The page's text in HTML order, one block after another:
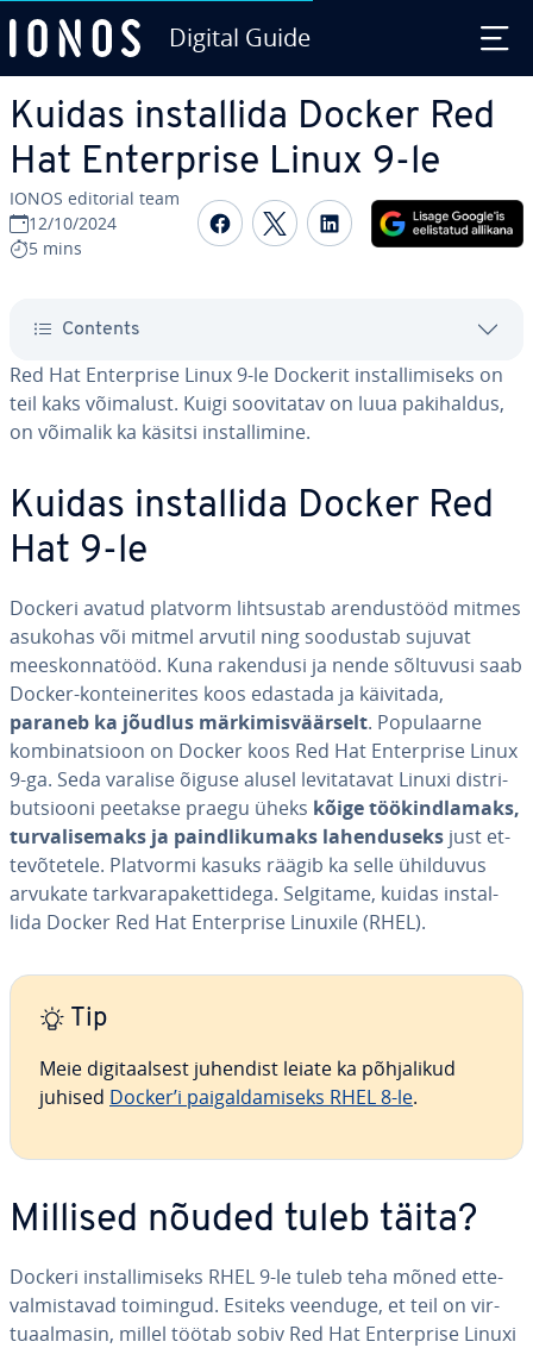
Digital Guide
Kuidas ins­tal­lida Docker Red
Hat En­terprise Linux 9-le
IONOS editorial team
12/10/2024
5 mins
Share on Facebook
Share on Twitter
Share on
Contents
Red Hat En­terprise Linux 9-le Dockerit ins­tal­li­miseks on
teil kaks võimalust. Kuigi soo­vi­ta­tav on luua pa­ki­hal­dus,
on võimalik ka käsitsi ins­tal­li­mine.
Kuidas ins­tal­lida Docker Red
Hat 9-le
Dockeri avatud platvorm liht­sus­tab aren­dus­tööd mitmes
asukohas või mitmel arvutil ning soodustab sujuvat
mees­kon­na­tööd. Kuna rakendusi ja nende sõltuvusi saab
Docker-kon­tei­ne­ri­tes koos edastada ja käivitada,
paraneb ka jõudlus mär­ki­mis­väär­selt. Po­pu­laarne
kom­bi­nat­sioon on Docker koos Red Hat En­terprise Linux
9-ga. Seda varalise õiguse alusel le­vi­ta­ta­vat Linuxi dist­ri­
but­siooni peetakse praegu üheks kõige töö­kind­la­maks,
tur­va­li­se­maks ja paind­li­ku­maks la­hen­duseks just et­
te­võ­te­tele. Platvormi kasuks räägib ka selle ühilduvus
arvukate tark­vara­pa­ket­ti­dega. Selgitame, kuidas ins­tal­
lida Docker Red Hat En­terprise Linuxile (RHEL).
Tip
Meie di­gi­taal­sest juhendist leiate ka põh­ja­li­kud
juhised Docker’i pai­gal­da­miseks RHEL 8-le.
Millised nõuded tuleb täita?
Dockeri ins­tal­li­miseks RHEL 9-le tuleb teha mõned et­te­
val­mis­ta­vad toimingud. Esiteks veenduge, et teil on vir­
tuaal­ma­sin, millel töötab sobiv Red Hat En­terprise Linuxi